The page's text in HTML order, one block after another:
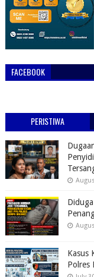
FACEBOOK
PERISTIWA
Kasus
Polres